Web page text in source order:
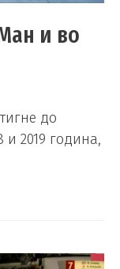
и во
до
2019 година,